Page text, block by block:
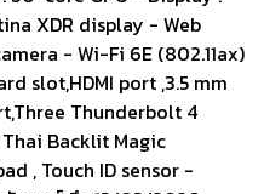
XDR display - Web
- Wi-Fi 6E (802.11ax)
slot,HDMI port ,3.5 mm
Thunderbolt 4
Backlit Magic
, Touch ID sensor -